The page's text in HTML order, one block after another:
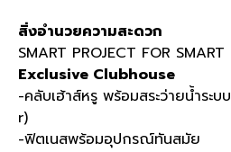
สิ่งอำนวยความสะดวก
SMART PROJECT FOR SMART
Exclusive Clubhouse
-คลับเฮ้าส์หรู พร้อมสระว่ายน้ำระ
r)
-ฟิตเนสพร้อมอุปกรณ์ทันสมัย